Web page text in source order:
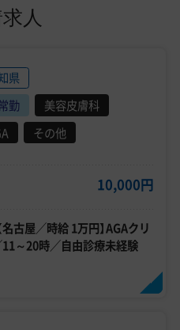
人
県
勤
美容皮膚科
その他
10,000円
名古屋／時給 1万円】AGAクリ
～20時／自由診療未経験